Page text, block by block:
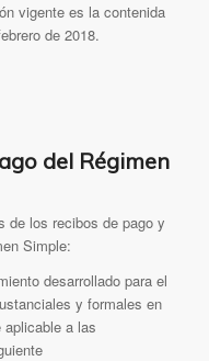
vigente es la contenida
de 2018.
del Régimen
de los recibos de pago y
Simple:
desarrollado para el
y formales en
a las